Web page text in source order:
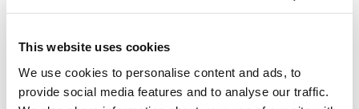
This website uses cookies
We use cookies to personalise content and ads, to
provide social media features and to analyse our traffic.